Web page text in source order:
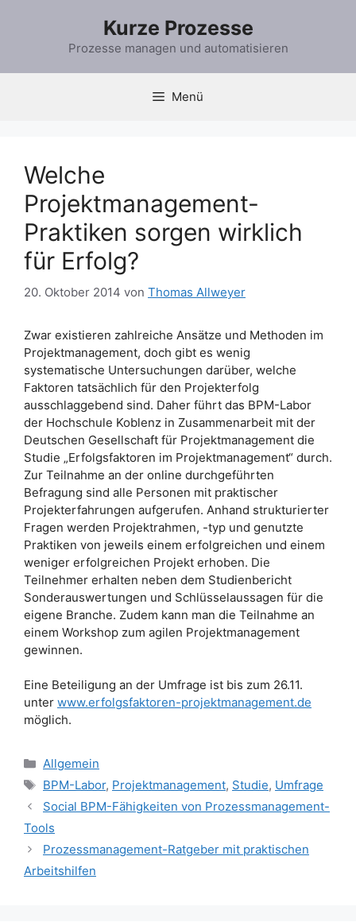
Kurze Prozesse
Prozesse managen und automatisieren
Menü
Welche
Projektmanagement-
Praktiken sorgen wirklich
für Erfolg?
20. Oktober 2014 von Thomas Allweyer
Zwar existieren zahlreiche Ansätze und Methoden im
Projektmanagement, doch gibt es wenig
systematische Untersuchungen darüber, welche
Faktoren tatsächlich für den Projekterfolg
ausschlaggebend sind. Daher führt das BPM-Labor
der Hochschule Koblenz in Zusammenarbeit mit der
Deutschen Gesellschaft für Projektmanagement die
Studie „Erfolgsfaktoren im Projektmanagement“ durch.
Zur Teilnahme an der online durchgeführten
Befragung sind alle Personen mit praktischer
Projekterfahrungen aufgerufen. Anhand strukturierter
Fragen werden Projektrahmen, -typ und genutzte
Praktiken von jeweils einem erfolgreichen und einem
weniger erfolgreichen Projekt erhoben. Die
Teilnehmer erhalten neben dem Studienbericht
Sonderauswertungen und Schlüsselaussagen für die
eigene Branche. Zudem kann man die Teilnahme an
einem Workshop zum agilen Projektmanagement
gewinnen.
Eine Beteiligung an der Umfrage ist bis zum 26.11.
unter www.erfolgsfaktoren-projektmanagement.de
möglich.
Kategorien
Allgemein
Schlagwörter
BPM-Labor, Projektmanagement, Studie, Umfrage
Social BPM-Fähigkeiten von Prozessmanagement-
Tools
Prozessmanagement-Ratgeber mit praktischen
Arbeitshilfen